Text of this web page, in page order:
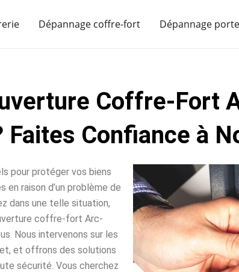
Dépannage coffre-fort Dépannage porte
Coffre-Fort
Faites Confiance à
pour protéger vos biens
en raison d’un problème de
dans une telle situation,
coffre-fort Arc-
Nous intervenons sur les
et offrons des solutions
sécurité. Vous cherchez